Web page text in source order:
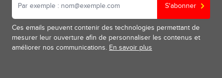
S'abonner
Ces emails peuvent contenir des technologies permettant de
mesurer leur ouverture afin de personnaliser les contenus et
améliorer nos communications. En savoir plus